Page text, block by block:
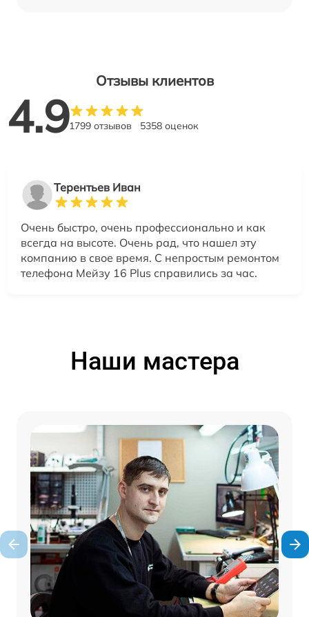
Отзывы клиентов
4.91799 отзывов 5358 оценок
Терентьев Иван
Очень быстро, очень профессионально и как
всегда на высоте. Очень рад, что нашел эту
компанию в свое время. С непростым ремонтом
телефона Мейзу 16 Plus справились за час.
Наши мастера